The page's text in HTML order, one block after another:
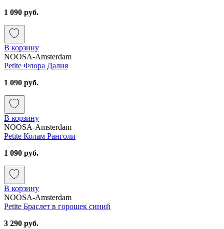
1 090 руб.
В корзину
NOOSA-Amsterdam
Petite Флора Далия
1 090 руб.
В корзину
NOOSA-Amsterdam
Petite Колам Ранголи
1 090 руб.
В корзину
NOOSA-Amsterdam
Petite Браслет в горошек синий
3 290 руб.